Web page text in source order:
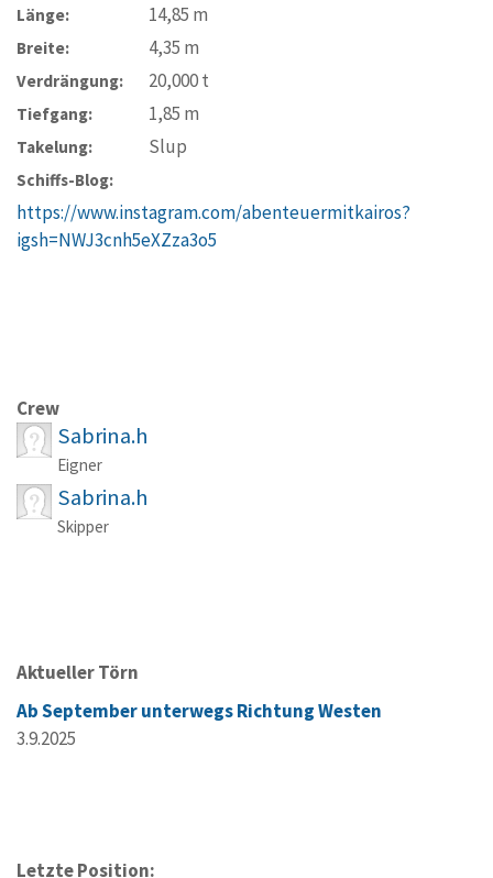
Länge: 14,85 m
Breite: 4,35 m
Verdrängung: 20,000t
Tiefgang: 1,85 m
Takelung: Slup
Schiffs-Blog:
https://www.instagram.com/abenteuermitkairos?
igsh=NWJ3cnh5eXZza3o5
Crew
Sabrina.h
Eigner
Sabrina.h
Skipper
Aktueller Törn
Ab September unterwegs Richtung Westen
3.9.2025
Letzte Position: